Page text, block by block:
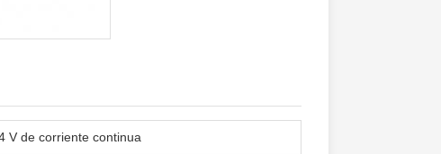
V de corriente continua